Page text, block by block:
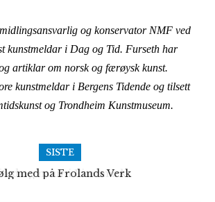
og konservator NMF ved
kunstmeldar i Dag og Tid. Furseth har
artiklar om norsk og færøysk kunst.
kunstmeldar i Bergens Tidende og tilsett
og Trondheim Kunstmuseum.
SISTE
med på Frolands Verk